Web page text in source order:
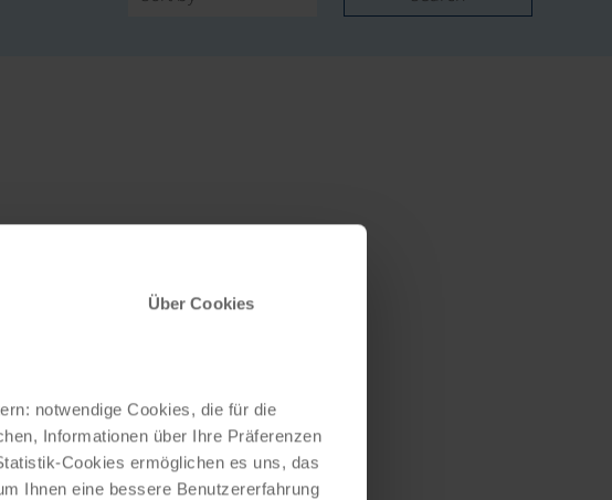
Über Cookies
notwendige Cookies, die für die
Informationen über Ihre Präferenzen
Cookies ermöglichen es uns, das
Ihnen eine bessere Benutzererfahrung